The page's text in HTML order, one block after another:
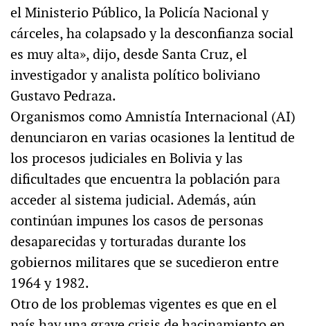
el Ministerio Público, la Policía Nacional y
cárceles, ha colapsado y la desconfianza social
es muy alta», dijo, desde Santa Cruz, el
investigador y analista político boliviano
Gustavo Pedraza.
Organismos como Amnistía Internacional (AI)
denunciaron en varias ocasiones la lentitud de
los procesos judiciales en Bolivia y las
dificultades que encuentra la población para
acceder al sistema judicial. Además, aún
continúan impunes los casos de personas
desaparecidas y torturadas durante los
gobiernos militares que se sucedieron entre
1964 y 1982.
Otro de los problemas vigentes es que en el